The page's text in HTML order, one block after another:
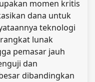
momen kritis
dana untuk
teknologi
lunak
pemasar jauh
dan
dibandingkan